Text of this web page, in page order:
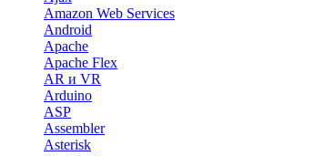
Amazon Web Services
Android
Apache
Apache Flex
AR и VR
Arduino
ASP
Assembler
Asterisk